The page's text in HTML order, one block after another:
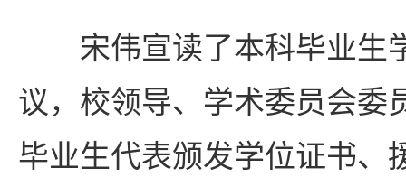
宋伟宣读了本科毕业生
议，校领导、学术委员会委
毕业生代表颁发学位证书、